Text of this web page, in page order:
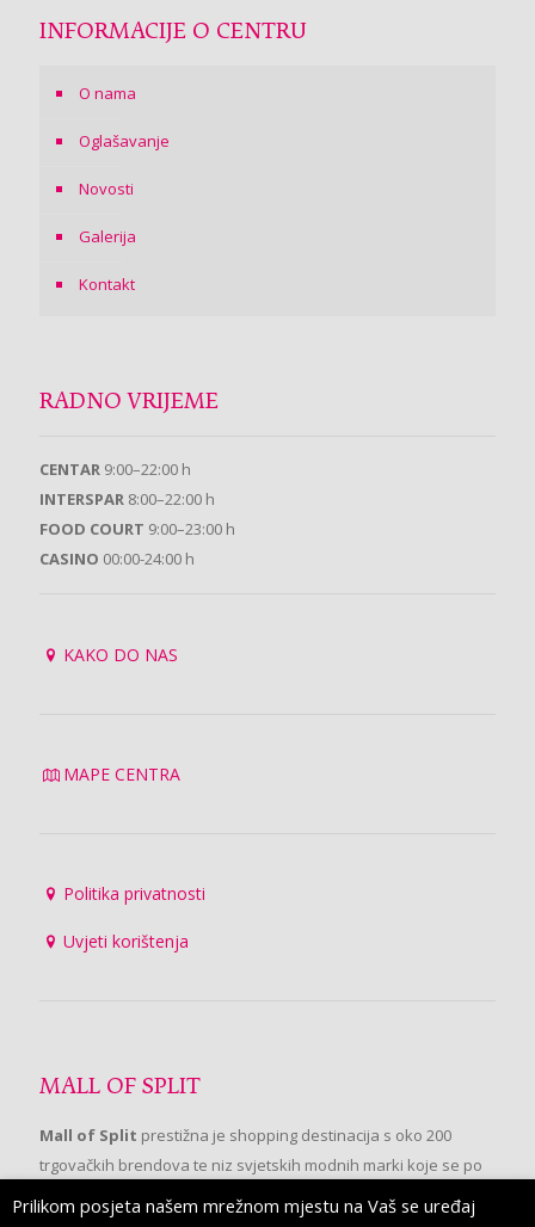
INFORMACIJE O CENTRU
O nama
Oglašavanje
Novosti
Galerija
Kontakt
RADNO VRIJEME
CENTAR 9:00–22:00 h
INTERSPAR 8:00–22:00 h
FOOD COURT 9:00–23:00 h
CASINO 00:00-24:00 h
KAKO DO NAS
MAPE CENTRA
Politika privatnosti
Uvjeti korištenja
MALL OF SPLIT
Mall of Split prestižna je shopping destinacija s oko 200
trgovačkih brendova te niz svjetskih modnih marki koje se po
prvi put pojavljuju u Splitu.
Prilikom posjeta našem mrežnom mjestu na Vaš se uređaj